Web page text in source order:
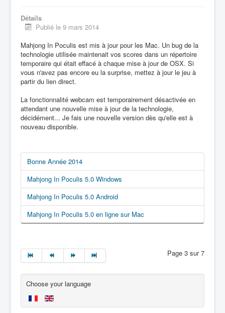
Détails
Publié le 9 mars 2014
Mahjong In Poculis est mis à jour pour les Mac. Un bug de la
technologie utilisée maintenait vos scores dans un répertoire
temporaire qui était effacé à chaque mise à jour de OSX. Si
vous n'avez pas encore eu la surprise, mettez à jour le jeu à
partir du lien direct.
La fonctionnalité webcam est temporairement désactivée en
attendant une nouvelle mise à jour de la technologie,
décidément... Je fais une nouvelle version dès qu'elle est à
nouveau disponible.
Bonne Année 2014
Mahjong In Poculis 5.0 Windows
Mahjong In Poculis 5.0 Android
Mahjong In Poculis 5.0 en ligne sur Mac
Page 3 sur 7
Choose your language